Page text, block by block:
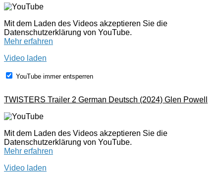
Mit dem Laden des Videos akzeptieren Sie die
Datenschutzerklärung von YouTube.
Mehr erfahren
Video laden
YouTube immer entsperren
TWISTERS Trailer 2 German Deutsch (2024) Glen Powell
Mit dem Laden des Videos akzeptieren Sie die
Datenschutzerklärung von YouTube.
Mehr erfahren
Video laden